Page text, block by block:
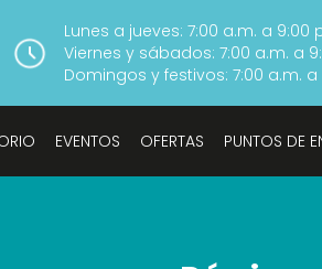
Lunes a jueves: 7:00 a.m. a 9:00
Viernes y sábados: 7:00 a.m. a
Domingos y festivos: 7:00 a.m. a
EVENTOS OFERTAS PUNTOS DE